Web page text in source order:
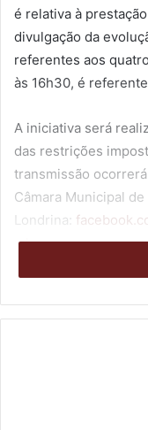
é relativa à
divulgação da
referentes aos
às 16h30, é
A iniciativa será
das restrições
transmissão
Câmara Municipal de
Londrina:
ml.
Secretaria de
execução de todas
ISS, IPTU, ITBI e
despesas. E a
referentes ao
orçamento